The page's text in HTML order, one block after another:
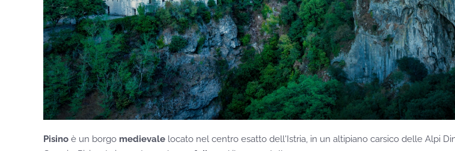
Pisino è un borgo medievale locato nel centro esatto dell'Istria, in un altipiano carsico delle Alpi